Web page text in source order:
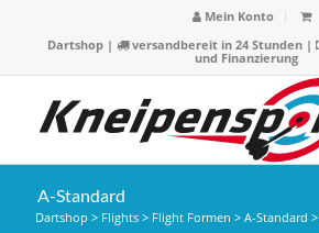
Mein Konto
Dartshop| versandbereit in 24 Stunden |
und Finanzierung
A-Standard
Dartshop > Flights> Flight Formen > A-Standard >